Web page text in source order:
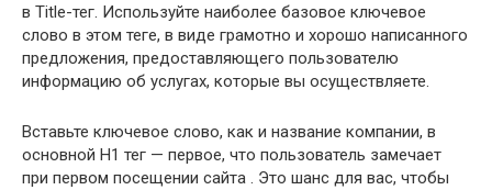
в Title-тег. Используйте наиболее базовое ключевое
слово в этом теге, в виде грамотно и хорошо написанного
предложения, предоставляющего пользователю
информацию об услугах, которые вы осуществляете.
Вставьте ключевое слово, как и название компании, в
основной H1 тег — первое, что пользователь замечает
при первом посещении сайта . Это шанс для вас, чтобы